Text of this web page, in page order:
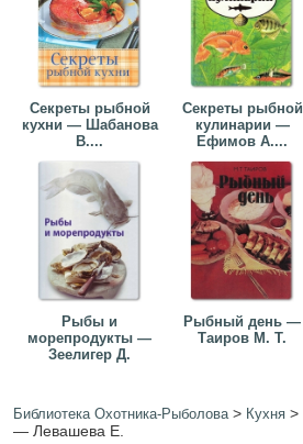
Секреты рыбной
кухни — Шабанова
В....
Секреты рыбной
кулинарии —
Ефимов А....
Рыбы и
морепродукты —
Зеелигер Д.
Рыбный день —
Таиров М. Т.
Библиотека Охотника-Рыболова> Кухня >
— Левашева Е.